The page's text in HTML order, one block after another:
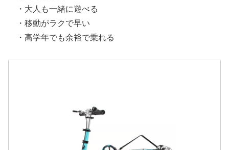
・大人も一緒に遊べる
・移動がラクで早い
・高学年でも余裕で乗れる